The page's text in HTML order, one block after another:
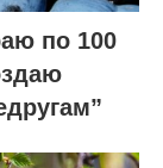
по 100